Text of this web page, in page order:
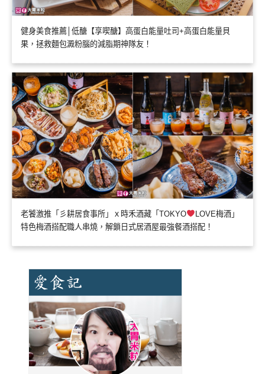
健身美食推薦│低醣【享喫醣】高蛋白能量吐司+高蛋白能量貝
果，拯救麵包澱粉腦的減脂期神隊友！
老饕激推「彡耕居食事所」ｘ時禾酒藏「TOKYO
LOVE梅酒」
特色梅酒搭配職人串燒，解鎖日式居酒屋最強餐酒搭配！